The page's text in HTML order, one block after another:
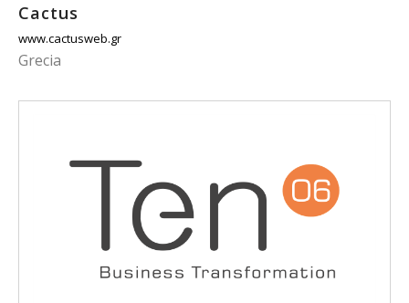
Cactus
www.cactusweb.gr
Grecia